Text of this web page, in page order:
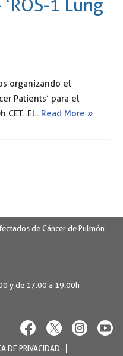
1 Lung
organizando el
Patients’ para el
CET. El…Read More »
de Cáncer de Pulmón
y de 17.00 a 19.00h
DE PRIVACIDAD